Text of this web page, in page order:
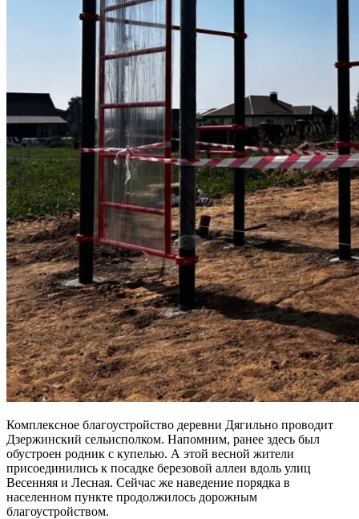
Комплексное благоустройство деревни Дягильно проводит
Дзержинский сельисполком. Напомним, ранее здесь был
обустроен родник с купелью. А этой весной жители
присоединились к посадке березовой аллеи вдоль улиц
Весенняя и Лесная. Сейчас же наведение порядка в
населенном пункте продолжилось дорожным
благоустройством.